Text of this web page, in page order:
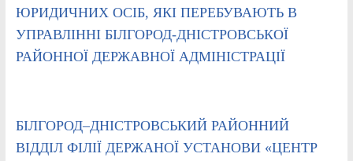
ЮРИДИЧНИХ ОСІБ, ЯКІ ПЕРЕБУВАЮТЬ В
УПРАВЛІННІ БІЛГОРОД-ДНІСТРОВСЬКОЇ
РАЙОННОЇ ДЕРЖАВНОЇ АДМІНІСТРАЦІЇ
БІЛГОРОД–ДНІСТРОВСЬКИЙ РАЙОННИЙ
ВІДДІЛ ФІЛІЇ ДЕРЖАНОЇ УСТАНОВИ «ЦЕНТР